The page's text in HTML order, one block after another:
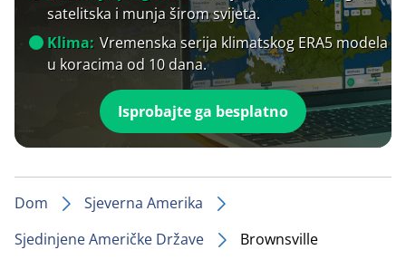
satelitska i munja širom svijeta.
Klima: Vremenska serija klimatskog ERA5 modela
u koracima od 10 dana.
Isprobajte ga besplatno
Dom
Sjeverna Amerika
Sjedinjene Američke Države
Brownsville